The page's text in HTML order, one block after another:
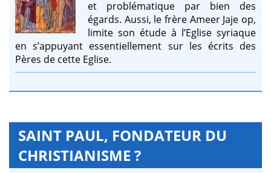
et problématique par bien des
égards. Aussi, le frère Ameer Jaje op,
limite son étude à l’Eglise syriaque
en s’appuyant essentiellement sur les écrits des
Pères de cette Eglise.
SAINT PAUL, FONDATEUR DU
CHRISTIANISME ?